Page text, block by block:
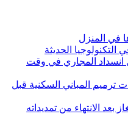
في المنزل
الحديثة
المجاري في وقت
ترميم المباني السكنية قبل
الانتهاء من تمديداته